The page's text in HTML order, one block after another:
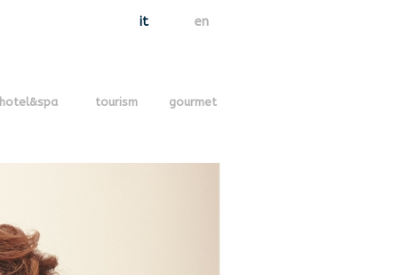
en
it
hotel&spa tourism gourmet